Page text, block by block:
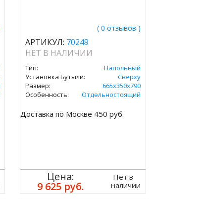
( 0 отзывов )
АРТИКУЛ: 70249
НЕТ В НАЛИЧИИ
Тип:
Напольный
Установка Бутыли:
Сверху
Размер:
665х350х790
Особенность:
Отдельностоящий
Доставка по Москве 450 руб.
Цена:
9 625 руб.
Нет в
наличии